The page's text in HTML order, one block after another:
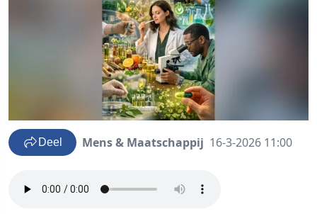
Deel Mens & Maatschappij 16-3-2026 11:00